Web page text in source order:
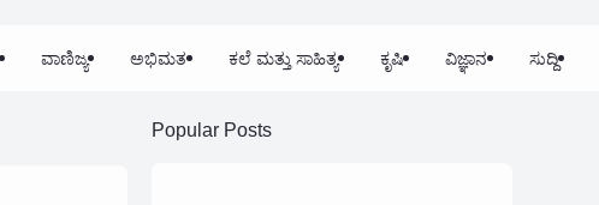
ವಾಣಿಜ್ಯ ಅಭಿಮತ ಕಲೆ ಮತ್ತು ಸಾಹಿತ್ಯ ಕೃಷಿ ವಿಜ್ಞಾನ ಸುದ್ದಿ
Popular Posts